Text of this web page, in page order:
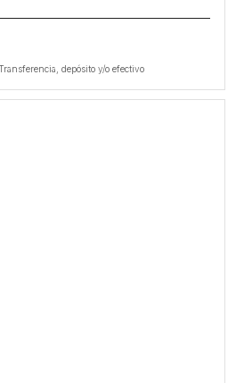
depósito y/o efectivo